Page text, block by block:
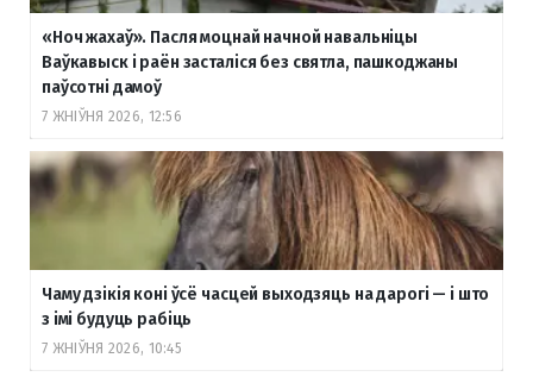
«Ноч жахаў». Пасля моцнай начной навальніцы
Ваўкавыск і раён засталіся без святла, пашкоджаны
паўсотні дамоў
7 ЖНІЎНЯ 2026, 12:56
Чаму дзікія коні ўсё часцей выходзяць на дарогі — і што
з імі будуць рабіць
7 ЖНІЎНЯ 2026, 10:45